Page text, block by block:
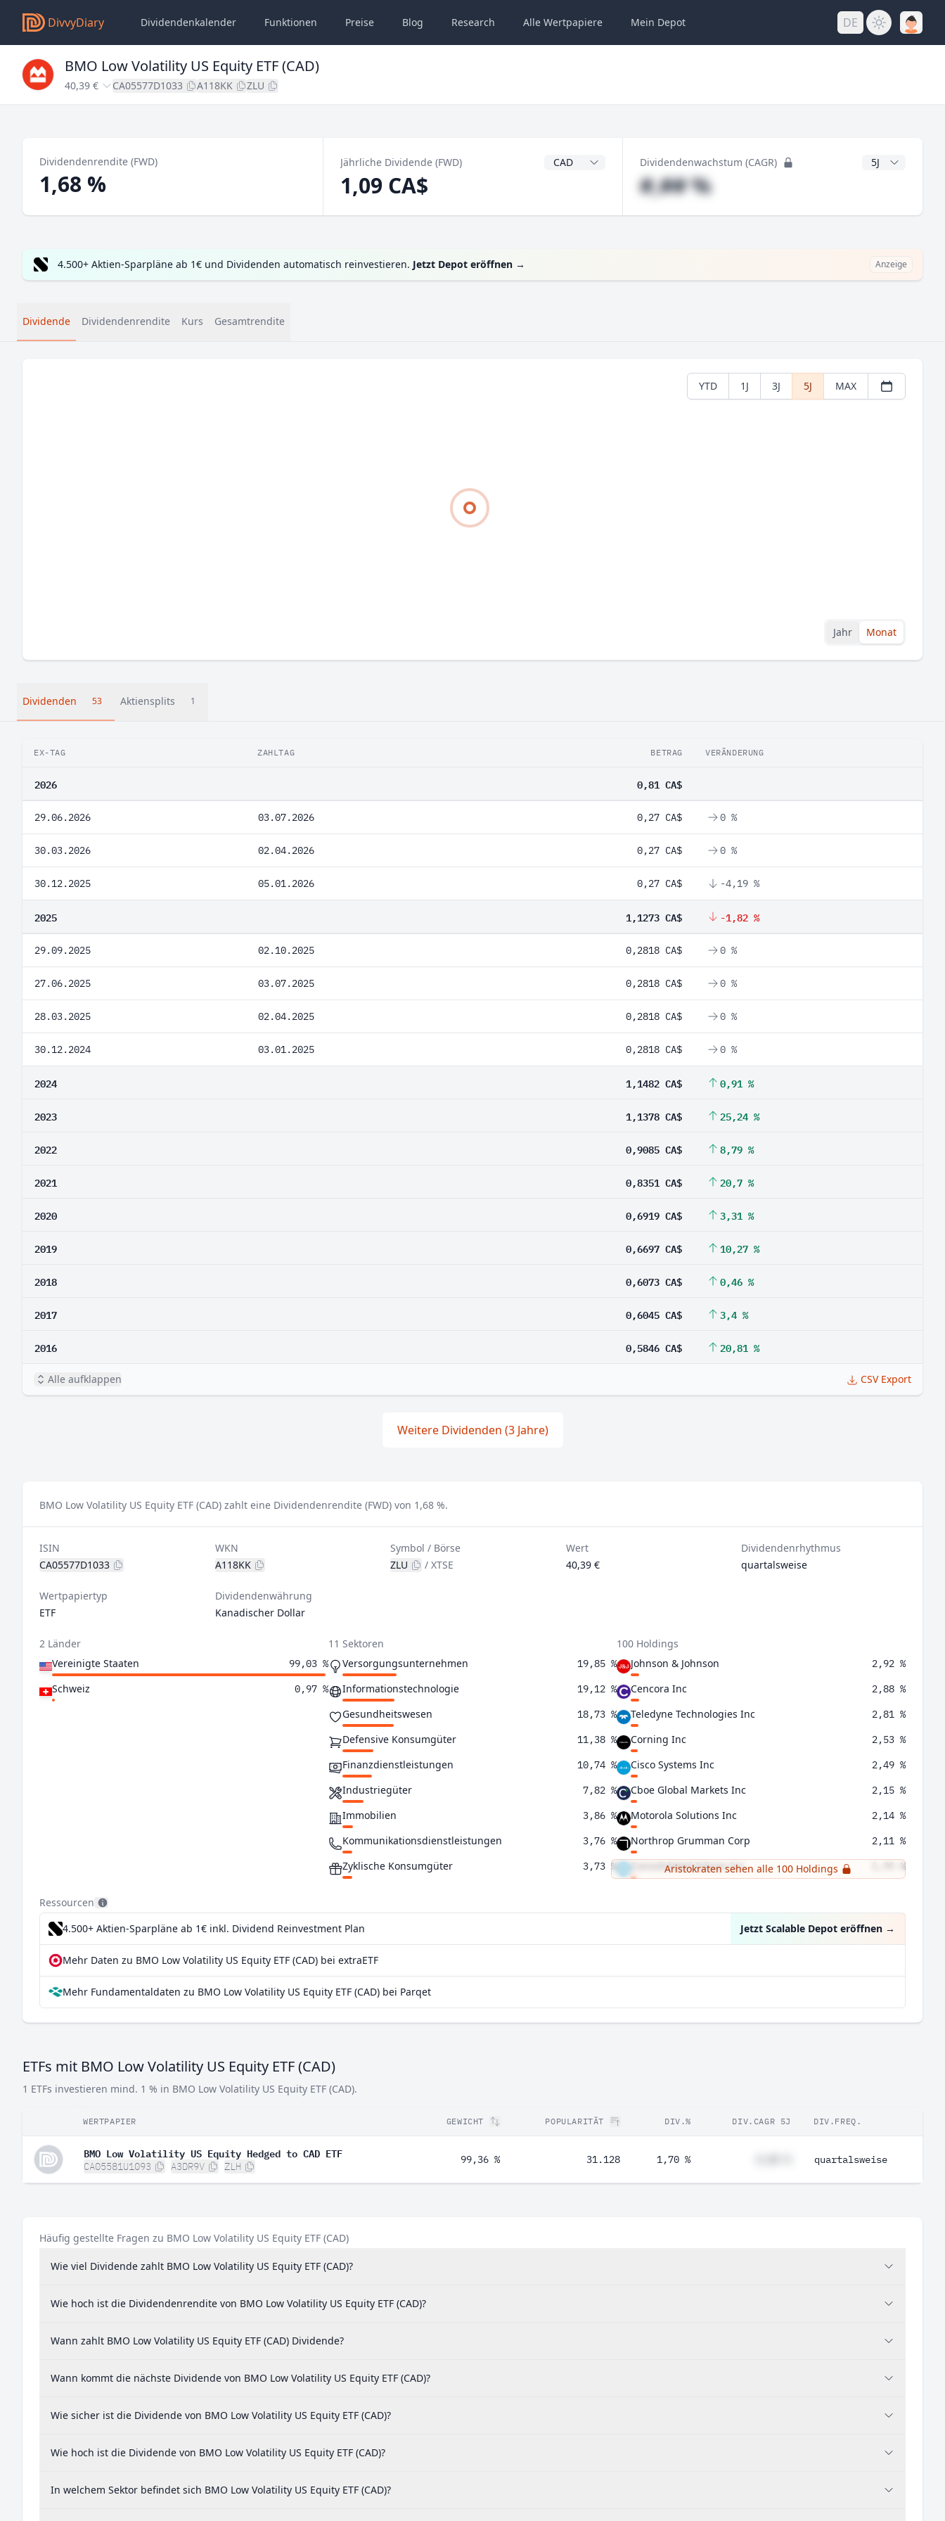
DivvyDiary Dividendenkalender Funktionen Preise Blog Research Alle Wertpapiere Mein Depot DE
BMO Low Volatility US Equity ETF (CAD)
40,39 € CA05577D1033 A118KK ZLU
Dividendenrendite (FWD)
1,68 %
Jährliche Dividende (FWD) Dividendenwährung
1,09 CA$
Dividendenwachstum (CAGR) CAGR Jahre
#,## %
4.500+ Aktien-Sparpläne ab 1€ und Dividenden automatisch reinvestieren. Jetzt Depot eröffnen → Anzeige
Dividende Dividendenrendite Kurs Gesamtrendite
YTD 1J 3J 5J MAX
Jahr Monat
Dividenden 53 Aktiensplits 1
EX-TAG ZAHLTAG BETRAG VERÄNDERUNG
2026 0,81 CA$
29.06.2026 03.07.2026 0,27 CA$ 0 %
30.03.2026 02.04.2026 0,27 CA$ 0 %
30.12.2025 05.01.2026 0,27 CA$ -4,19 %
2025 1,1273 CA$ -1,82 %
29.09.2025 02.10.2025 0,2818 CA$ 0 %
27.06.2025 03.07.2025 0,2818 CA$ 0 %
28.03.2025 02.04.2025 0,2818 CA$ 0 %
30.12.2024 03.01.2025 0,2818 CA$ 0 %
2024 1,1482 CA$ 0,91 %
2023 1,1378 CA$ 25,24 %
2022 0,9085 CA$ 8,79 %
2021 0,8351 CA$ 20,7 %
2020 0,6919 CA$ 3,31 %
2019 0,6697 CA$ 10,27 %
2018 0,6073 CA$ 0,46 %
2017 0,6045 CA$ 3,4 %
2016 0,5846 CA$ 20,81 %
Alle aufklappen CSV Export
Weitere Dividenden (3 Jahre)
BMO Low Volatility US Equity ETF (CAD) zahlt eine Dividendenrendite (FWD) von 1,68 %.
ISIN
CA05577D1033
WKN
A118KK
Symbol / Börse
ZLU
/XTSE
Wert
40,39 €
Dividendenrhythmus
quartalsweise
Wertpapiertyp
ETF
Dividendenwährung
Kanadischer Dollar
2 Länder
Vereinigte Staaten
99,03 %
Schweiz 0,97 %
11 Sektoren
Versorgungsunternehmen
19,85 %
Informationstechnologie 19,12 %
Gesundheitswesen 18,73 %
Defensive Konsumgüter 11,38 %
Finanzdienstleistungen 10,74 %
Industriegüter 7,82 %
Immobilien 3,86 %
Kommunikationsdienstleistungen 3,76 %
Zyklische Konsumgüter 3,73 %
Energie 0,40 %
100 Holdings
Johnson & Johnson
2,92 %
Cencora Inc 2,88 %
Teledyne Technologies Inc 2,81 %
Corning Inc 2,53 %
Cisco Systems Inc 2,49 %
Cboe Global Markets Inc 2,15 %
Motorola Solutions Inc 2,14 %
Northrop Grumman Corp 2,11 %
Consolidated Edison Inc 1,99 %
Aristokraten sehen alle 100 Holdings
Ressourcen
4.500+ Aktien-Sparpläne ab 1€ inkl. Dividend Reinvestment Plan Jetzt Scalable Depot eröffnen →
Mehr Daten zu BMO Low Volatility US Equity ETF (CAD) bei extraETF
Mehr Fundamentaldaten zu BMO Low Volatility US Equity ETF (CAD) bei Parqet
ETFs mit BMO Low Volatility US Equity ETF (CAD)
1 ETFs investieren mind. 1 % in BMO Low Volatility US Equity ETF (CAD).
WERTPAPIER GEWICHT POPULARITÄT DIV.% DIV.CAGR 5J DIV.FREQ.
BMO Low Volatility US Equity Hedged to CAD ETF
CA05581U1093 A3DR9V ZLH
99,36 % 31.128 1,70 % quartalsweise
Häufig gestellte Fragen zu BMO Low Volatility US Equity ETF (CAD)
Wie viel Dividende zahlt BMO Low Volatility US Equity ETF (CAD)?
Wie hoch ist die Dividendenrendite von BMO Low Volatility US Equity ETF (CAD)?
Wann zahlt BMO Low Volatility US Equity ETF (CAD) Dividende?
Wann kommt die nächste Dividende von BMO Low Volatility US Equity ETF (CAD)?
Wie sicher ist die Dividende von BMO Low Volatility US Equity ETF (CAD)?
Wie hoch ist die Dividende von BMO Low Volatility US Equity ETF (CAD)?
In welchem Sektor befindet sich BMO Low Volatility US Equity ETF (CAD)?